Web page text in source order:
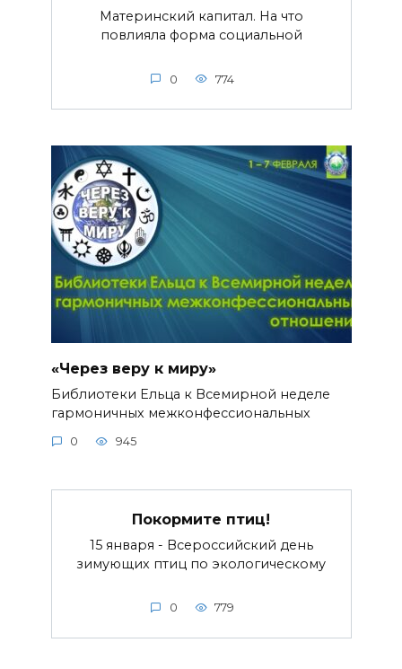
Материнский капитал. На что
повлияла форма социальной
0 774
«Через веру к миру»
Библиотеки Ельца к Всемирной неделе
гармоничных межконфессиональных
0 945
Покормите птиц!
15 января - Всероссийский день
зимующих птиц по экологическому
0 779